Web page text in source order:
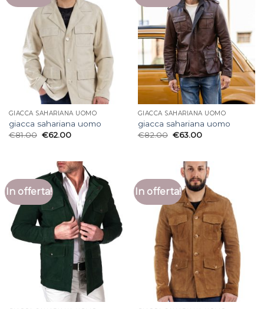
GIACCA SAHARIANA UOMO
giacca sahariana uomo
€81.00 €62.00
GIACCA SAHARIANA UOMO
giacca sahariana uomo
€82.00 €63.00
In offerta! In offerta!